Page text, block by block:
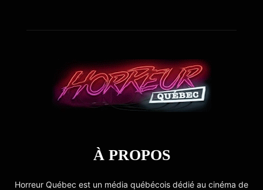
À PROPOS
Horreur Québec est un média québécois dédié au cinéma de